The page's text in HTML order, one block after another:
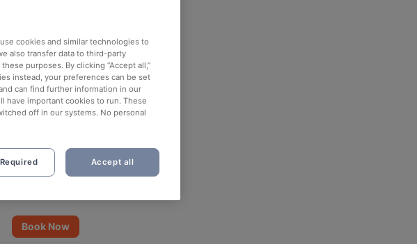
Book Now
cookies and similar technologies to
also transfer data to third-party
purposes. By clicking “Accept all,”
instead, your preferences can be set
can find further information in our
have important cookies to run. These
off in our systems. No personal
Accept all